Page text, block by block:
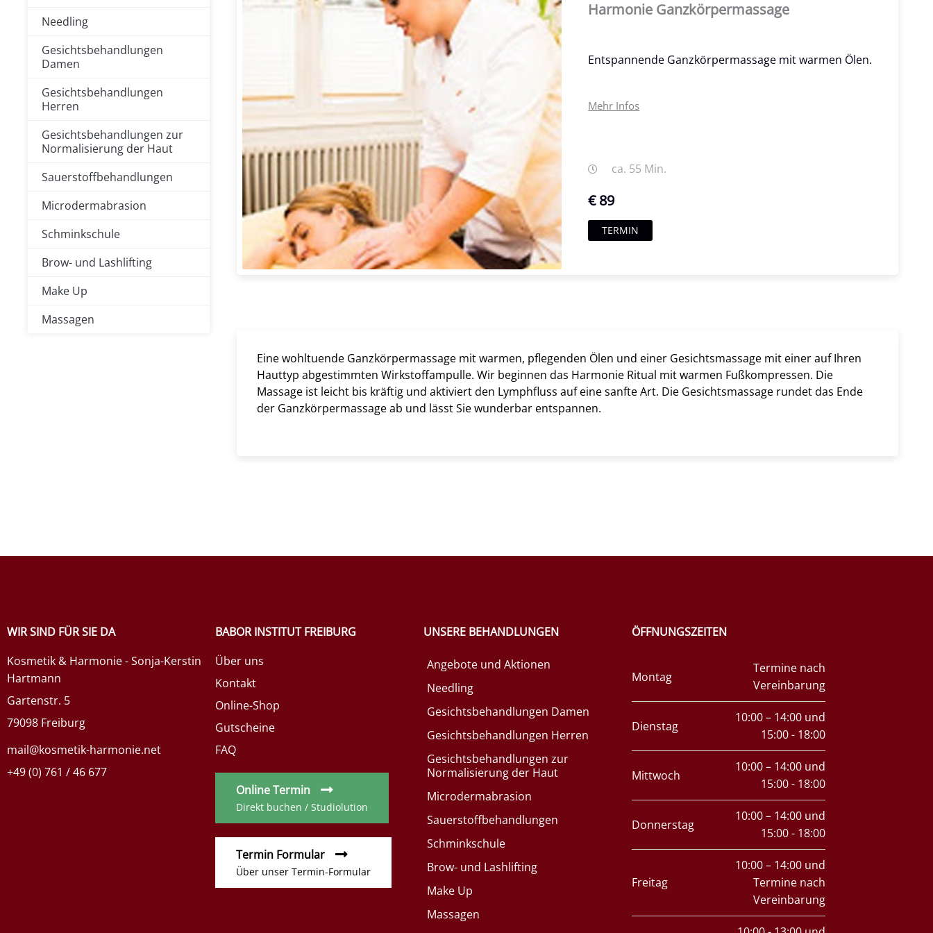
Needling
Gesichtsbehandlungen
Damen
Gesichtsbehandlungen
Herren
Gesichtsbehandlungen zur
Normalisierung der Haut
Sauerstoffbehandlungen
Microdermabrasion
Schminkschule
Brow- und Lashlifting
Make Up
Massagen
Harmonie Ganzkörpermassage
Entspannende Ganzkörpermassage mit warmen Ölen.
Mehr Infos
ca. 55 Min.
€ 89
TERMIN
Eine wohltuende Ganzkörpermassage mit warmen, pflegenden Ölen und einer Gesichtsmassage mit einer auf Ihren
Hauttyp abgestimmten Wirkstoffampulle. Wir beginnen das Harmonie Ritual mit warmen Fußkompressen. Die
Massage ist leicht bis kräftig und aktiviert den Lymphfluss auf eine sanfte Art. Die Gesichtsmassage rundet das Ende
der Ganzkörpermassage ab und lässt Sie wunderbar entspannen.
WIR SIND FÜR SIE DA
Kosmetik & Harmonie - Sonja-Kerstin
Hartmann
Gartenstr. 5
79098 Freiburg
mail@kosmetik-harmonie.net
+49 (0) 761 / 46 677
BABOR INSTITUT FREIBURG
Über uns
Kontakt
Online-Shop
Gutscheine
FAQ
Online Termin
Direkt buchen / Studiolution
Termin Formular
Über unser Termin-Formular
UNSERE BEHANDLUNGEN
Angebote und Aktionen
Needling
Gesichtsbehandlungen Damen
Gesichtsbehandlungen Herren
Gesichtsbehandlungen zur
Normalisierung der Haut
Microdermabrasion
Sauerstoffbehandlungen
Schminkschule
Brow- und Lashlifting
Make Up
Massagen
ÖFFNUNGSZEITEN
Montag
Termine nach
Vereinbarung
Dienstag
10:00 – 14:00 und
15:00 - 18:00
Mittwoch
10:00 – 14:00 und
15:00 - 18:00
Donnerstag
10:00 – 14:00 und
15:00 - 18:00
Freitag
10:00 – 14:00 und
Termine nach
Vereinbarung